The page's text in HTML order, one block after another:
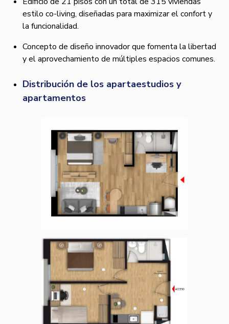
estilo co-living, diseñadas para maximizar el confort y
la funcionalidad.
Concepto de diseño innovador que fomenta la libertad
y el aprovechamiento de múltiples espacios comunes.
Distribución de los apartaestudios y
apartamentos